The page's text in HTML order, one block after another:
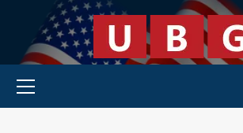
content
Primary Menu